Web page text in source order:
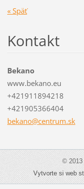
« Späť
Kontakt
Bekano
www.bekano.eu
+421911894218
+421905366404
bekano@centrum.sk
© 2013
Vytvorte si web